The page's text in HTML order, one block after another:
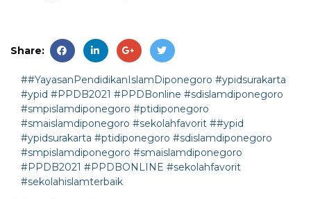
Share:
##YayasanPendidikanIslamDiponegoro #ypidsurakarta
#ypid #PPDB2021 #PPDBonline #sdislamdiponegoro
#smpislamdiponegoro #ptidiponegoro
#smaislamdiponegoro #sekolahfavorit ##ypid
#ypidsurakarta #ptidiponegoro #sdislamdiponegoro
#smpislamdiponegoro #smaislamdiponegoro
#PPDB2021 #PPDBONLINE #sekolahfavorit
#sekolahislamterbaik